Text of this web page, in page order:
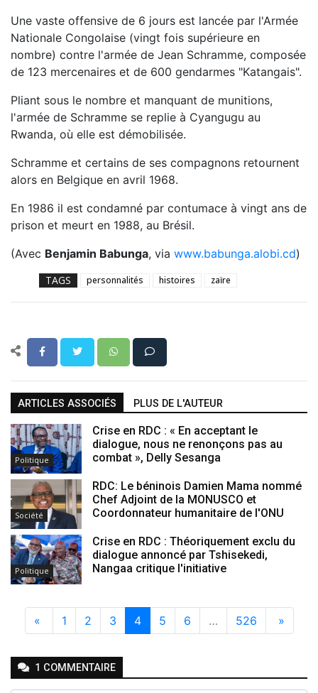
Une vaste offensive de 6 jours est lancée par l'Armée
Nationale Congolaise (vingt fois supérieure en
nombre) contre l'armée de Jean Schramme, composée
de 123 mercenaires et de 600 gendarmes "Katangais".
Pliant sous le nombre et manquant de munitions,
l'armée de Schramme se replie à Cyangugu au
Rwanda, où elle est démobilisée.
Schramme et certains de ses compagnons retournent
alors en Belgique en avril 1968.
En 1986 il est condamné par contumace à vingt ans de
prison et meurt en 1988, au Brésil.
(Avec Benjamin Babunga, via www.babunga.alobi.cd)
TAGS personnalités histoires zaïre
ARTICLES ASSOCIÉS PLUS DE L'AUTEUR
Politique
Crise en RDC : « En acceptant le
dialogue, nous ne renonçons pas au
combat », Delly Sesanga
Société
RDC: Le béninois Damien Mama nommé
Chef Adjoint de la MONUSCO et
Coordonnateur humanitaire de l'ONU
Politique
Crise en RDC : Théoriquement exclu du
dialogue annoncé par Tshisekedi,
Nangaa critique l'initiative
« 1 2 3 4 5 6 … 526 »
1 COMMENTAIRE